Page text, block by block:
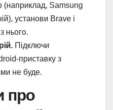
(наприклад, Samsung
установи Brave і
нього.
Підключи
приставку з
не буде.
про